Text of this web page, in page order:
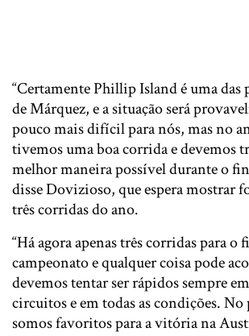
“Certamente Phillip Island é uma das
de Márquez, e a situação será
pouco mais difícil para nós, mas no
tivemos uma boa corrida e devemos
melhor maneira possível durante o
disse Dovizioso, que espera mostrar
três corridas do ano.
“Há agora apenas três corridas para o
campeonato e qualquer coisa pode
devemos tentar ser rápidos sempre
circuitos e em todas as condições. No
somos favoritos para a vitória na